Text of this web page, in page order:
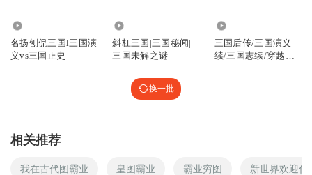
什么乱七八糟的连接不上啊
回复 2020-03-13 3
新书呢，龙图霸业呢？
江南_hfx
我知道作者的意思了
这是让猪脚聚集全三国最有名的武
名扬刨侃三国l三国演
义vs三国正史
斜杠三国|三国秘闻|
三国未解之谜
三国后传/三国演义
续/三国志续/穿越三
换一批
相关推荐
我在古代图霸业 皇图霸业 霸业穷图 新世界欢迎你